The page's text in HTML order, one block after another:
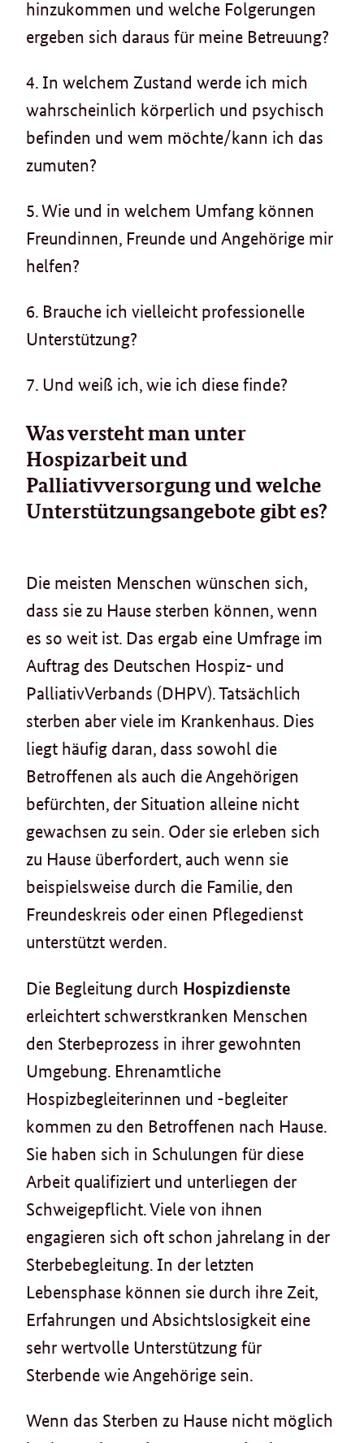
hinzukommen und welche Folgerungen
ergeben sich daraus für meine Betreuung?
4. In welchem Zustand werde ich mich
wahrscheinlich körperlich und psychisch
befinden und wem möchte/kann ich das
zumuten?
5. Wie und in welchem Umfang können
Freundinnen, Freunde und Angehörige mir
helfen?
6. Brauche ich vielleicht professionelle
Unterstützung?
7. Und weiß ich, wie ich diese finde?
Was versteht man unter
Hospizarbeit und
Palliativversorgung und welche
Unterstützungsangebote gibt es?
Die meisten Menschen wünschen sich,
dass sie zu Hause sterben können, wenn
es so weit ist. Das ergab eine Umfrage im
Auftrag des Deutschen Hospiz- und
PalliativVerbands (DHPV). Tatsächlich
sterben aber viele im Krankenhaus. Dies
liegt häufig daran, dass sowohl die
Betroffenen als auch die Angehörigen
befürchten, der Situation alleine nicht
gewachsen zu sein. Oder sie erleben sich
zu Hause überfordert, auch wenn sie
beispielsweise durch die Familie, den
Freundeskreis oder einen Pflegedienst
unterstützt werden.
Die Begleitung durch Hospizdienste
erleichtert schwerstkranken Menschen
den Sterbeprozess in ihrer gewohnten
Umgebung. Ehrenamtliche
Hospizbegleiterinnen und -begleiter
kommen zu den Betroffenen nach Hause.
Sie haben sich in Schulungen für diese
Arbeit qualifiziert und unterliegen der
Schweigepflicht. Viele von ihnen
engagieren sich oft schon jahrelang in der
Sterbebegleitung. In der letzten
Lebensphase können sie durch ihre Zeit,
Erfahrungen und Absichtslosigkeit eine
sehr wertvolle Unterstützung für
Sterbende wie Angehörige sein.
Wenn das Sterben zu Hause nicht möglich